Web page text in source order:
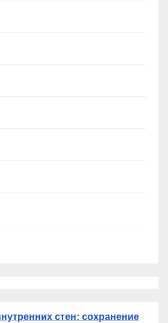
стен: сохранение